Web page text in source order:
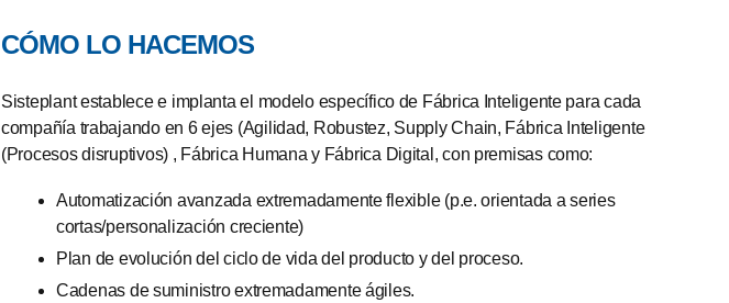
CÓMO LO HACEMOS
Sisteplant establece e implanta el modelo específico de Fábrica Inteligente para cada
compañía trabajando en 6 ejes (Agilidad, Robustez, Supply Chain, Fábrica Inteligente
(Procesos disruptivos) , Fábrica Humana y Fábrica Digital, con premisas como:
Automatización avanzada extremadamente flexible (p.e. orientada a series
cortas/personalización creciente)
Plan de evolución del ciclo de vida del producto y del proceso.
Cadenas de suministro extremadamente ágiles.